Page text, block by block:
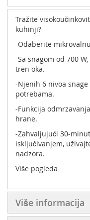
Tražite
kuhinji?
-Odaberite
-Sa snagom od 700
tren oka.
-Njenih 6 nivoa
potrebama.
-Funkcija
hrane.
-Zahvaljujući 30-
isključivanjem,
nadzora.
-Okretni tanjir od 245
Više pogleda
Više informacija